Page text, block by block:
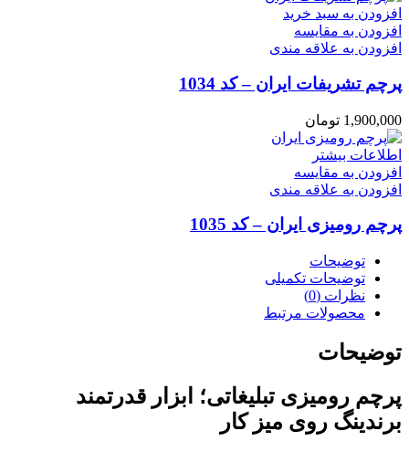
افزودن به سبد خرید
افزودن به مقایسه
افزودن به علاقه مندی
پرچم تشریفات ایران – کد 1034
1,900,000 تومان
اطلاعات بیشتر
افزودن به مقایسه
افزودن به علاقه مندی
پرچم رومیزی ایران – کد 1035
توضیحات
توضیحات تکمیلی
نظرات (0)
محصولات مرتبط
توضیحات
پرچم رومیزی تبلیغاتی؛ ابزار قدرتمند
برندینگ روی میز کار